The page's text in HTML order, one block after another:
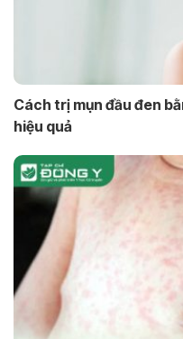
Cách trị mụn đầu đen
hiệu quả